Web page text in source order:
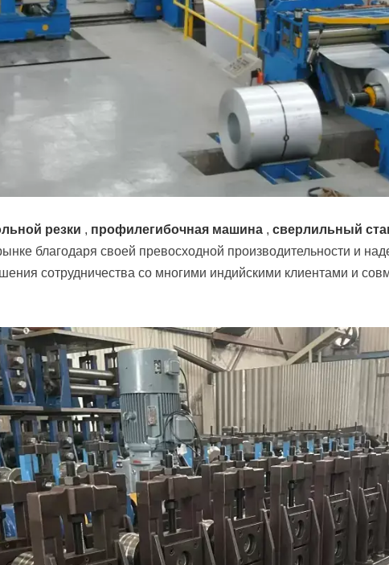
резки , профилегибочная машина, сверлильный
благодаря своей превосходной производительности и
сотрудничества со многими индийскими клиентами и